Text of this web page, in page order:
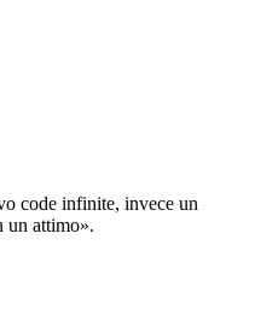
code infinite, invece un
un attimo».